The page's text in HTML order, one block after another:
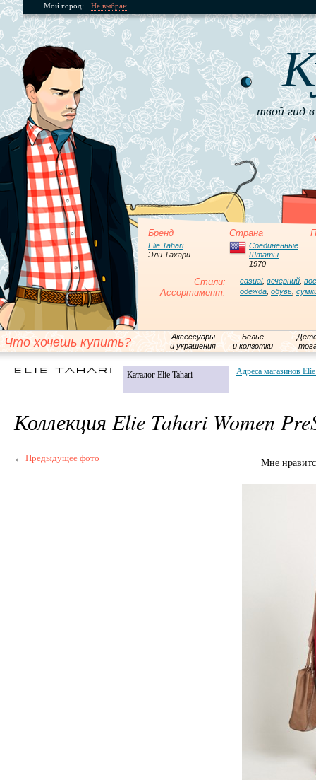
Мой город: Не выбран
твой гид
Бренд Страна
Elie Tahari
Эли Тахари
Соединенные
Штаты
1970
Стили: casual, вечерний
Ассортимент: одежда обувь
Что хочешь купить?
Аксессуары
и украшения
Бельё
и колготки
Каталог Elie Tahari Адреса магазинов
Коллекция Elie Tahari Women
← Предыдущее фото Мне